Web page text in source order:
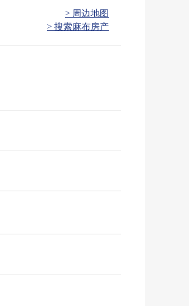
> 周边地图
> 搜索麻布房产